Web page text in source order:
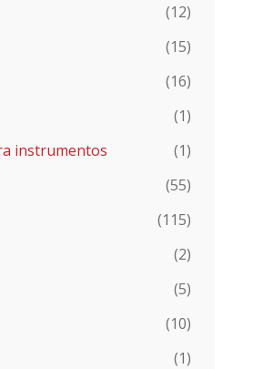
(12)
(15)
(16)
(1)
instrumentos
(1)
(55)
(115)
(2)
(5)
(10)
(1)